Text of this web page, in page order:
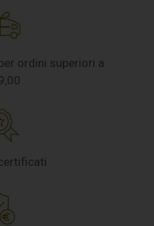
ordini superiori a